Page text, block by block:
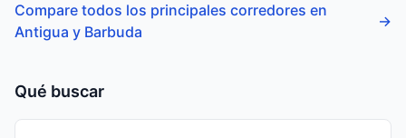
Compare todos los principales corredores en
Antigua y Barbuda
→
Qué buscar